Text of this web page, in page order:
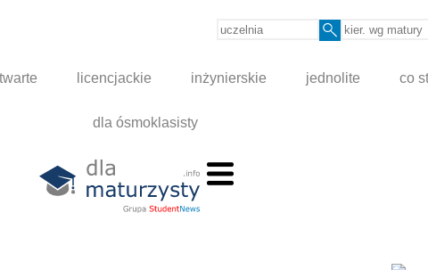
licencjackie inżynierskie jednolite co
dla ósmoklasisty